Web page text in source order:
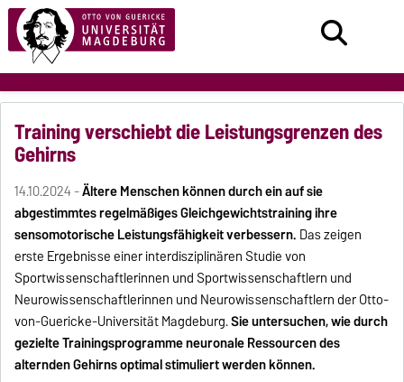
Training verschiebt die Leistungsgrenzen des
Gehirns
14.10.2024 -Ältere Menschen können durch ein auf sie
abgestimmtes regelmäßiges Gleichgewichtstraining ihre
sensomotorische Leistungsfähigkeit verbessern. Das zeigen
erste Ergebnisse einer interdisziplinären Studie von
Sportwissenschaftlerinnen und Sportwissenschaftlern und
Neurowissenschaftlerinnen und Neurowissenschaftlern der Otto-
von-Guericke-Universität Magdeburg.Sie untersuchen, wie durch
gezielte Trainingsprogramme neuronale Ressourcen des
alternden Gehirns optimal stimuliert werden können.